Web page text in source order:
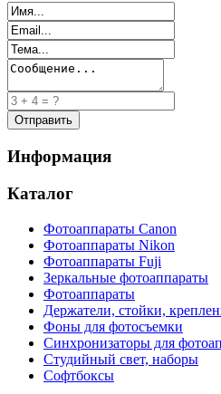
Информация
Каталог
Фотоаппараты Canon
Фотоаппараты Nikon
Фотоаппараты Fuji
Зеркальные фотоаппараты
Фотоаппараты
Держатели, стойки,
Фоны для фотосъемки
Синхронизаторы для
Студийный свет, наборы
Софтбоксы